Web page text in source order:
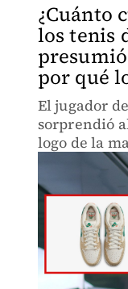
¿Cuánto
los tenis
por qué
El jugador
sorprendió
logo de la